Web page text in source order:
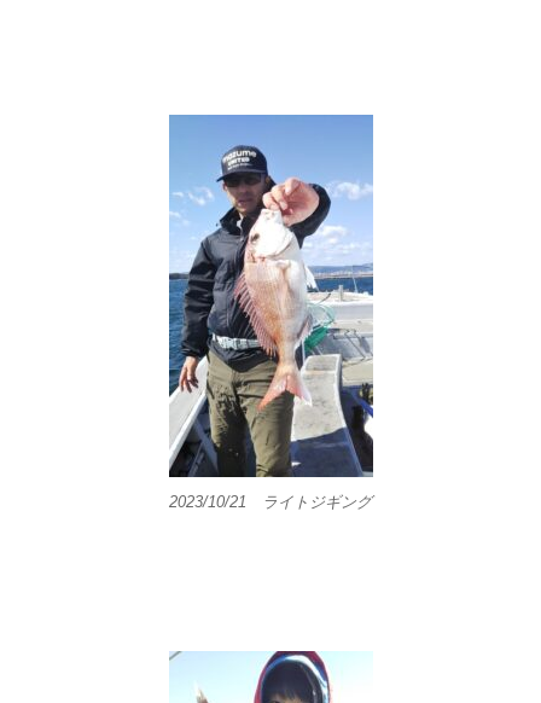
2023/10/21 ライトジギング